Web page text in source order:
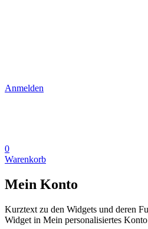
Anmelden
0
Warenkorb
Mein Konto
Kurztext zu den Widgets und deren
Widget in Mein personalisiertes